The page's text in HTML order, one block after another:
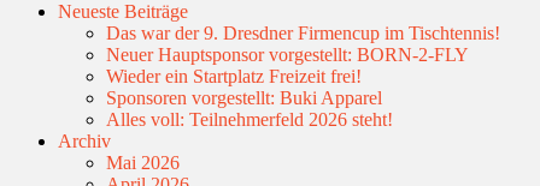
Neueste Beiträge
Das war der 9. Dresdner Firmencup im Tischtennis!
Neuer Hauptsponsor vorgestellt: BORN-2-FLY
Wieder ein Startplatz Freizeit frei!
Sponsoren vorgestellt: Buki Apparel
Alles voll: Teilnehmerfeld 2026 steht!
Archiv
Mai 2026